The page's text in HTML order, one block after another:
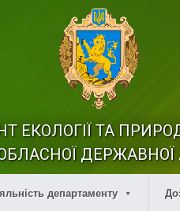
ЕКОЛОГІЇ ТА
ДЕРЖАВНОЇ
департаменту